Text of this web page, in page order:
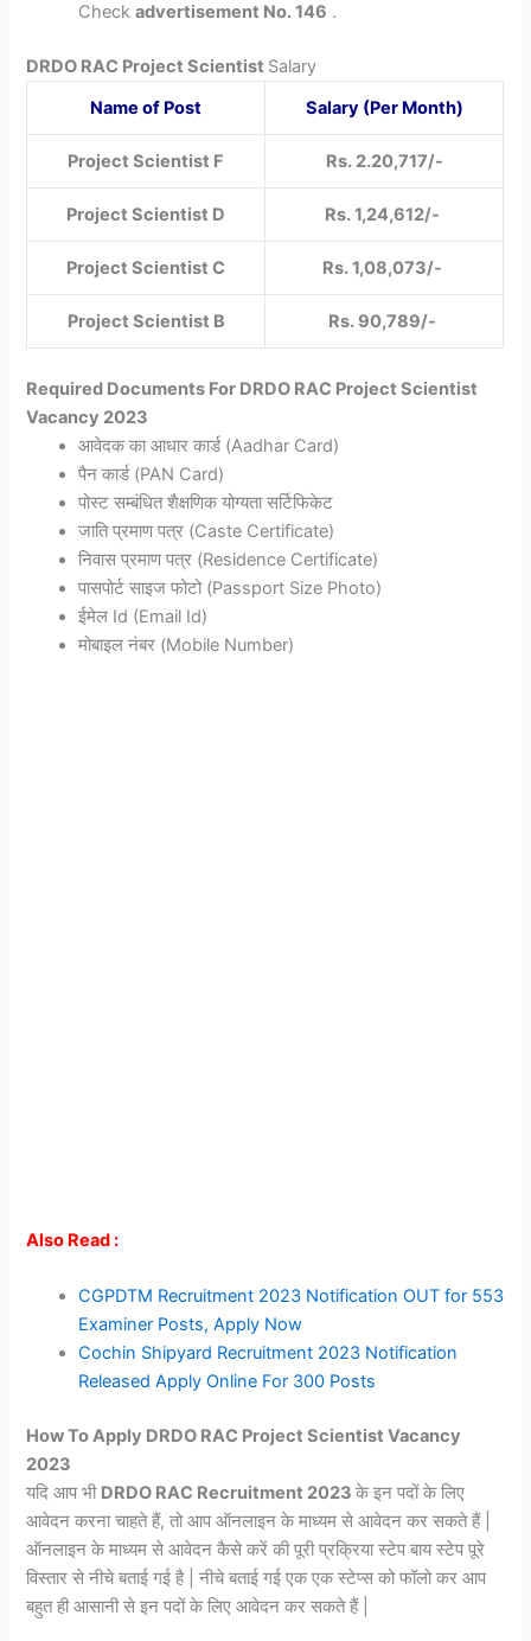
Checkadvertisement No. 146 .
DRDO RAC Project Scientist Salary
Name of Post
Salary (Per Month)
Project Scientist F Rs. 2.20,717/-
Project Scientist D Rs.1,24,612/-
Project Scientist C Rs. 1,08,073/-
Project Scientist B Rs. 90,789/-
Required Documents For DRDO RAC Project Scientist
Vacancy 2023
आवेदक का आधार कार्ड (Aadhar Card)
पैन कार्ड (PAN Card)
पोस्ट सम्बंधित शैक्षणिक योग्यता सर्टिफिकेट
जाति प्रमाण पत्र (Caste Certificate)
निवास प्रमाण पत्र (Residence Certificate)
पासपोर्ट साइज फोटो (Passport Size Photo)
ईमेल Id (Email Id)
मोबाइल नंबर (Mobile Number)
Also Read :
CGPDTM Recruitment 2023 Notification OUT for 553
Examiner Posts, Apply Now
Cochin Shipyard Recruitment 2023 Notification
Released Apply Online For 300 Posts
How To Apply DRDO RAC Project Scientist Vacancy
2023
यदि आप भी DRDO RAC Recruitment 2023के इन पदों के लिए
आवेदन करना चाहते हैं, तो आप ऑनलाइन के माध्यम से आवेदन कर सकते हैं |
ऑनलाइन के माध्यम से आवेदन कैसे करें की पूरी प्रक्रिया स्टेप बाय स्टेप पूरे
विस्तार से नीचे बताई गई है | नीचे बताई गई एक एक स्टेप्स को फॉलो कर आप
बहुत ही आसानी से इन पदों के लिए आवेदन कर सकते हैं |